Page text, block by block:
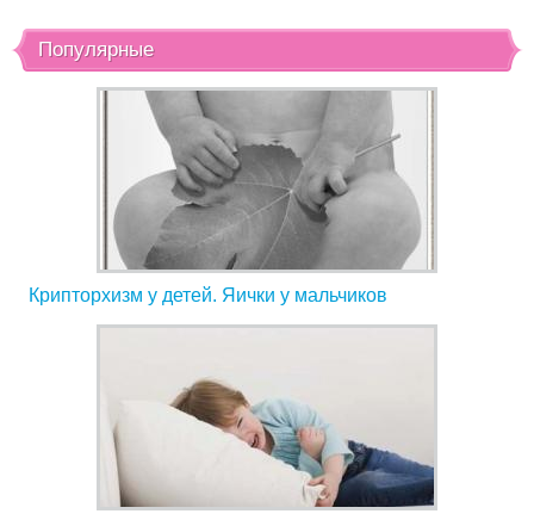
Популярные
Крипторхизм у детей. Яички у мальчиков